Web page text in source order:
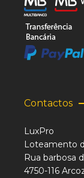
Contactos
LuxPro
Loteamento
Rua barbosa
4750-116